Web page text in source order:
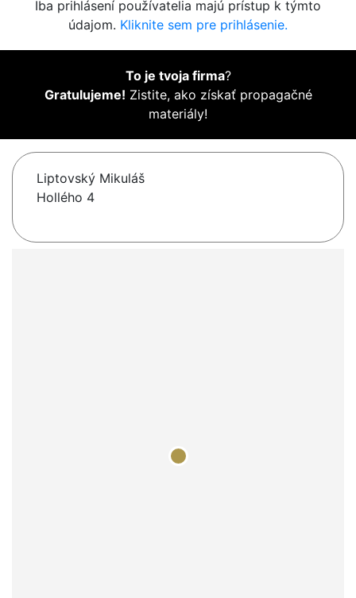
Iba prihlásení používatelia majú prístup k týmto
údajom. Kliknite sem pre prihlásenie.
To je tvoja firma?
Gratulujeme! Zistite, ako získať propagačné
materiály!
Liptovský Mikuláš
Hollého 4